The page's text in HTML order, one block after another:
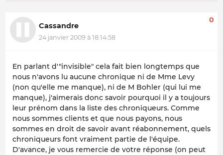
Cassandre
24 janvier 2009 à 18:14:58
0
En parlant d'"invisible" cela fait bien longtemps que
nous n'avons lu aucune chronique ni de Mme Levy
(non qu'elle me manque), ni de M Bohler (qui lui me
manque), j'aimerais donc savoir pourquoi il y a toujours
leur prénom dans la liste des chroniqueurs. Comme
nous sommes clients et que nous payons, nous
sommes en droit de savoir avant réabonnement, quels
chroniqueurs font vraiment partie de l'équipe.
D'avance, je vous remercie de votre réponse (on peut